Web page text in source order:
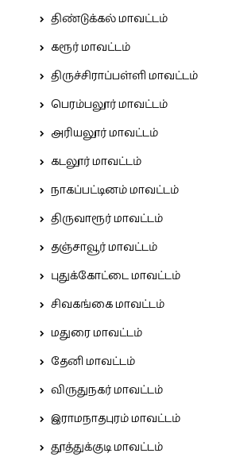
திண்டுக்கல் மாவட்டம்
கரூர் மாவட்டம்
திருச்சிராப்பள்ளி மாவட்டம்
பெரம்பலூர் மாவட்டம்
அரியலூர் மாவட்டம்
கடலூர் மாவட்டம்
நாகப்பட்டினம் மாவட்டம்
திருவாரூர் மாவட்டம்
தஞ்சாவூர் மாவட்டம்
புதுக்கோட்டை மாவட்டம்
சிவகங்கை மாவட்டம்
மதுரை மாவட்டம்
தேனி மாவட்டம்
விருதுநகர் மாவட்டம்
இராமநாதபுரம் மாவட்டம்
தூத்துக்குடி மாவட்டம்